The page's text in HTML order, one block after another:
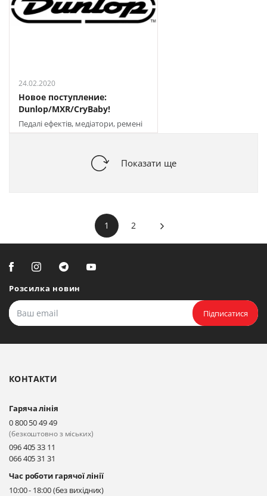
24.02.2020
Новое поступление:
Dunlop/MXR/CryBaby!
Педалі ефектів, медіатори, ремені
та інші аксесуари
Показати ще
1 2
Розсилка новин
Підписатися
КОНТАКТИ
Гаряча лінія
0 800 50 49 49
(безкоштовно з міських)
096 405 33 11
066 405 31 31
Час роботи гарячої лінії
10:00 - 18:00 (без вихідних)